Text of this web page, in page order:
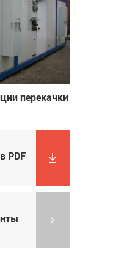
перекачки
PDF